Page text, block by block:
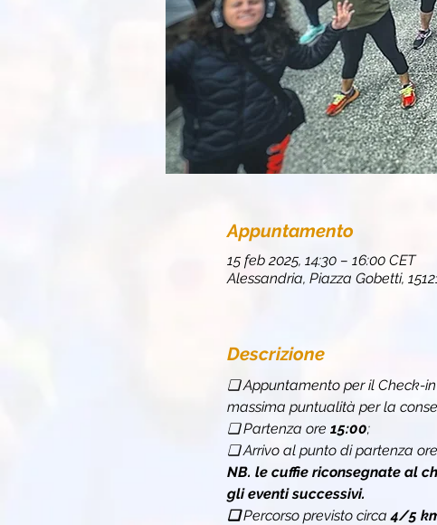
Appuntamento
15 feb 2025, 14:30 – 16:00 CET
Alessandria, Piazza Gobetti,
Descrizione
❏ Appuntamento per il Check-
massima puntualità per la
❏ Partenza ore 15:00;
❏ Arrivo al punto di partenza ore
NB. le cuffie riconsegnate al
gli eventi successivi.
❏ Percorso previsto circa 4/5